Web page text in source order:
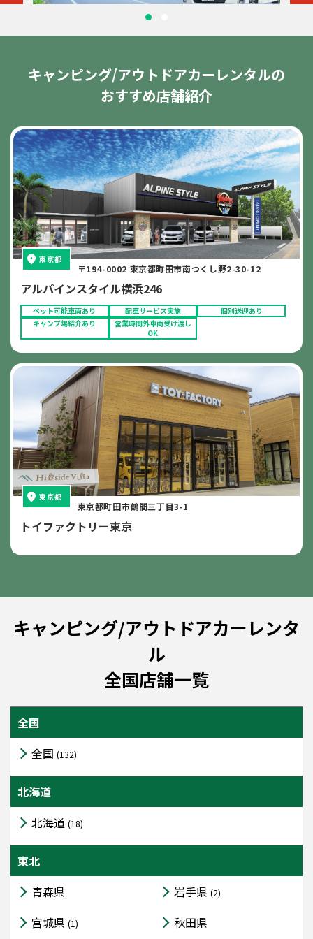
キャンピング/アウトドアカーレンタルの
おすすめ店舗紹介
東京都
〒194-0002 東京都町田市南つくし野2-30-12
アルパインスタイル横浜246
ペット可能車両あり 配車サービス実施
個別送迎あり
キャンプ場紹介あり
営業時間外車両受け渡し
OK
東京都
東京都町田市鶴間三丁目3-1
トイファクトリー東京
キャンピング/アウトドアカーレンタ
ル
全国店舗一覧
全国
全国 (132)
北海道
北海道 (18)
東北
青森県
岩手県 (2)
宮城県 (1) 秋田県